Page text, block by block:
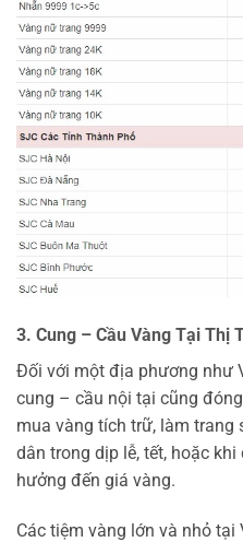
3. Cung – Cầu Vàng Tại Thị
Đối với một địa phương như
cung – cầu nội tại cũng
mua vàng tích trữ, làm
dân trong dịp lễ, tết, hoặc
hưởng đến giá vàng.
Các tiệm vàng lớn và nhỏ